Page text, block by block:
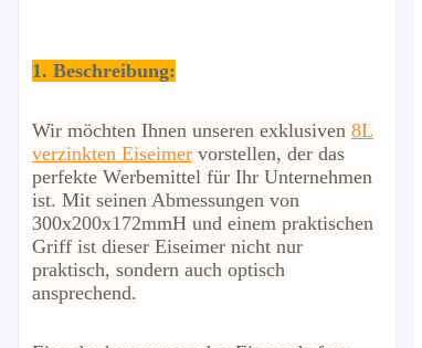
1. Beschreibung:
Wir möchten Ihnen unseren exklusiven 8L
verzinkten Eiseimer vorstellen, der das
perfekte Werbemittel für Ihr Unternehmen
ist. Mit seinen Abmessungen von
300x200x172mmH und einem praktischen
Griff ist dieser Eiseimer nicht nur
praktisch, sondern auch optisch
ansprechend.